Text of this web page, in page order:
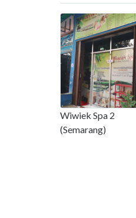
Wiwiek Spa 2
(Semarang)